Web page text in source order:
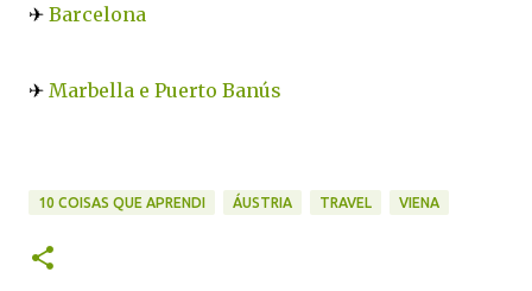
✈ Barcelona
✈ Marbella e Puerto Banús
10 COISAS QUE APRENDI ÁUSTRIA TRAVEL VIENA